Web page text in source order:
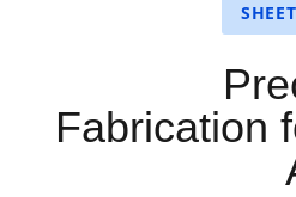
Fabrication